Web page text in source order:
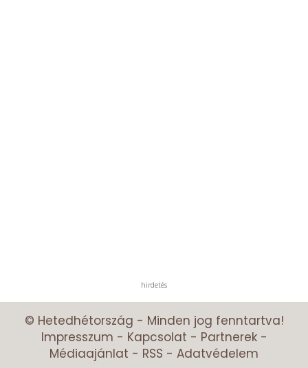
hirdetés
© Hetedhétország - Minden jog fenntartva!
Impresszum - Kapcsolat - Partnerek-
Médiaajánlat - RSS - Adatvédelem